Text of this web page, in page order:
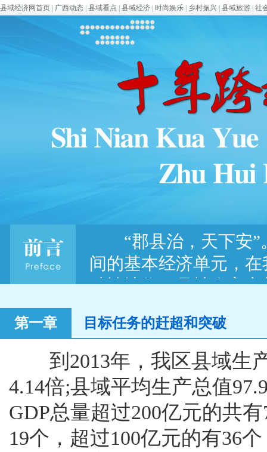
县域经济网首页 广西动态 县域看点 县域经济 时尚娱乐 乡村振兴 县域旅游 社
“郡县治，天下安”
间的基本经济单元，
础性地位，是社会主
党中央在十六大报告
召，中国县域经济由
月，自治区党委、自
区实际，制定下发了
〔2004〕19号，2005
号对此决定进行了修
第一章 目标任务的赶超和突破
到2013年，我区县域生产
4.14倍;县域平均生产总值
GDP总量超过200亿元的共
19个，超过100亿元的有36